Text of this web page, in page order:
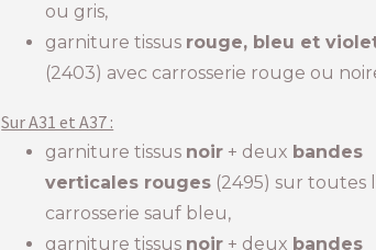
ou gris,
garniture tissus rouge, bleu et
(2403) avec carrosserie rouge ou
Sur A31 et A37 :
garniture tissus noir + deux bandes
verticales rouges (2495) sur toutes
carrosserie sauf bleu,
garniture tissus noir + deux bandes